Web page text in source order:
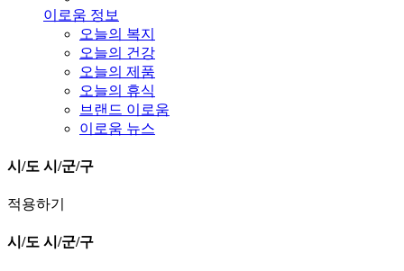
이로움 정보
오늘의 복지
오늘의 건강
오늘의 제품
오늘의 휴식
브랜드 이로움
이로움 뉴스
시/도 시/군/구
적용하기
시/도 시/군/구